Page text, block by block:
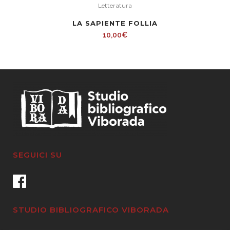
Letteratura
LA SAPIENTE FOLLIA
10,00€
SEGUICI SU
STUDIO BIBLIOGRAFICO VIBORADA